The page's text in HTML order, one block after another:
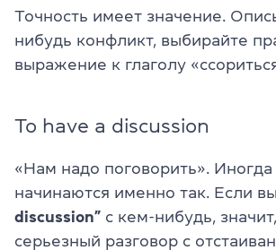
Точность имеет значение.
нибудь конфликт, выбирайте
выражение к глаголу
To have a discussion
«Нам надо поговорить». Иногда
начинаются именно так. Если вы
discussion” с кем-нибудь,
серьезный разговор с